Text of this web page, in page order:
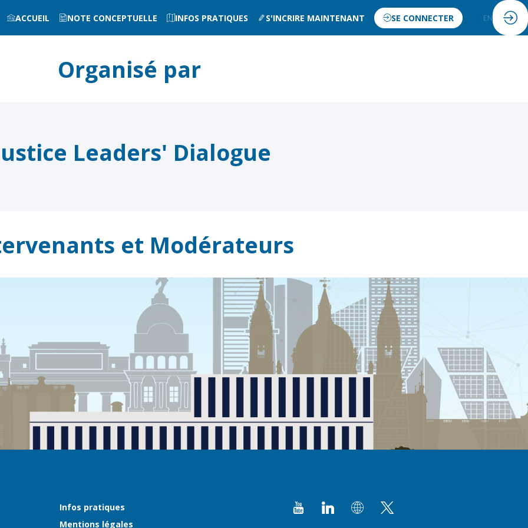
ACCUEIL NOTE CONCEPTUELLE INFOS PRATIQUES S'INCRIRE MAINTENANT SE CONNECTER EN
Organisé par
Leaders' Dialogue
et Modérateurs
Infos pratiques
Mentions légales